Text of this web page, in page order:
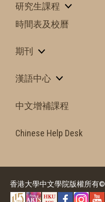
研究生課程
時間表及校曆
期刊
漢語中心
中文增補課程
Chinese Help Desk
香港大學中文學院版權所有©